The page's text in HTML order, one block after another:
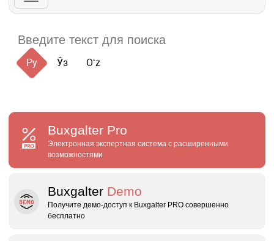
Ру Ўз Oʻz
Buxgalter Pro
Электронная экспертная система с расширенными
возможностями
Buxgalter Demo
Получите демо‑доступ к Buxgalter PRO совершенно
бесплатно